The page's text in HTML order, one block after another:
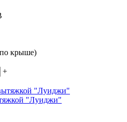
крыше)
+
"Луиджи"